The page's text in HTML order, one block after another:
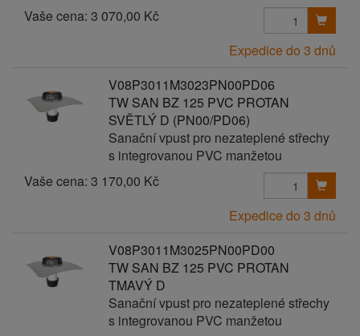
Vaše cena: 3 070,00 Kč
Expedice do 3 dnů
V08P3011M3023PN00PD06
TW SAN BZ 125 PVC PROTAN
SVĚTLÝ D (PN00/PD06)
Sanační vpust pro nezateplené střechy
s integrovanou PVC manžetou
Vaše cena: 3 170,00 Kč
Expedice do 3 dnů
V08P3011M3025PN00PD00
TW SAN BZ 125 PVC PROTAN
TMAVÝ D
Sanační vpust pro nezateplené střechy
s integrovanou PVC manžetou